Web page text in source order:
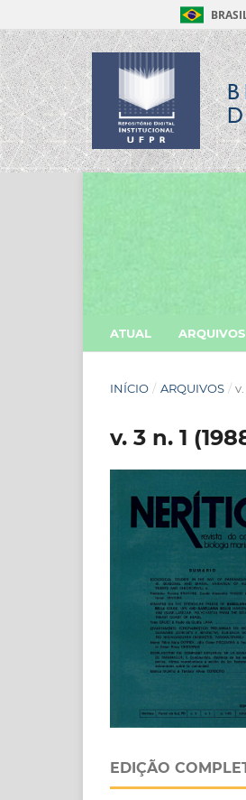
ATUAL ARQUIVOS
INÍCIO / ARQUIVOS /
v. 3 n. 1
EDIÇÃO